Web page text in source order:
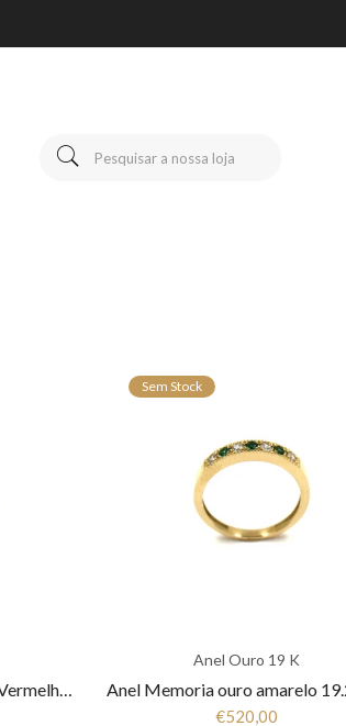
Anel Senhora com Zircónia Vermelho e Branco em Ouro 19,25K ANL19264003
Sem Stock
Anel Ouro 19 K
€520,00